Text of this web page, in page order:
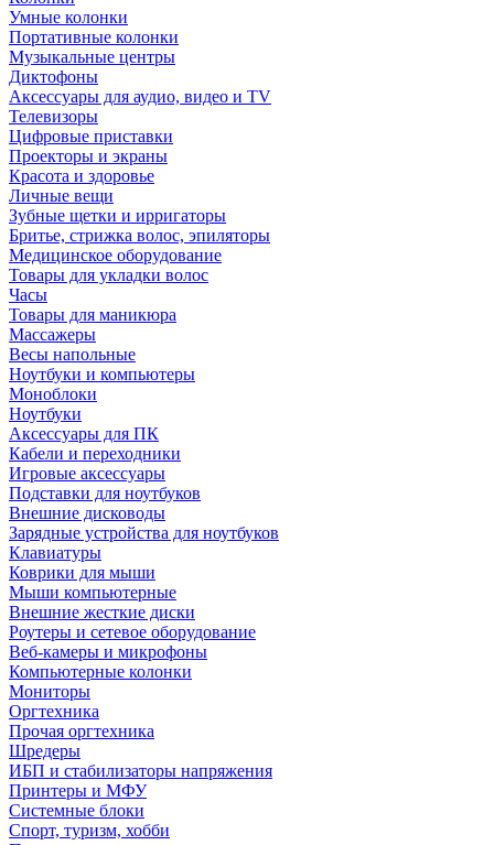
Умные колонки
Портативные колонки
Музыкальные центры
Диктофоны
Аксессуары для аудио, видео и TV
Телевизоры
Цифровые приставки
Проекторы и экраны
Красота и здоровье
Личные вещи
Зубные щетки и ирригаторы
Бритье, стрижка волос, эпиляторы
Медицинское оборудование
Товары для укладки волос
Часы
Товары для маникюра
Массажеры
Весы напольные
Ноутбуки и компьютеры
Моноблоки
Ноутбуки
Аксессуары для ПК
Кабели и переходники
Игровые аксессуары
Подставки для ноутбуков
Внешние дисководы
Зарядные устройства для ноутбуков
Клавиатуры
Коврики для мыши
Мыши компьютерные
Внешние жесткие диски
Роутеры и сетевое оборудование
Веб-камеры и микрофоны
Компьютерные колонки
Мониторы
Оргтехника
Прочая оргтехника
Шредеры
ИБП и стабилизаторы напряжения
Принтеры и МФУ
Системные блоки
Спорт, туризм, хобби